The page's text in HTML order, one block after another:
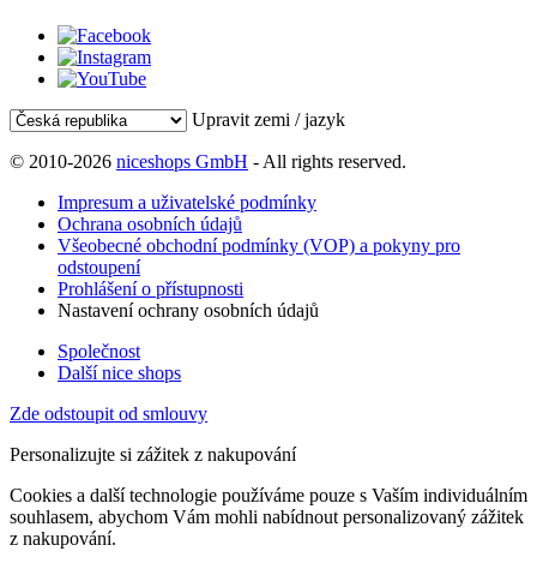
Upravit zemi / jazyk
© 2010-2026 niceshops GmbH - All rights reserved.
Impresum a uživatelské podmínky
Ochrana osobních údajů
Všeobecné obchodní podmínky (VOP) a pokyny pro
odstoupení
Prohlášení o přístupnosti
Nastavení ochrany osobních údajů
Společnost
Další nice shops
Zde odstoupit od smlouvy
Personalizujte si zážitek z nakupování
Cookies a další technologie používáme pouze s Vaším individuálním
souhlasem, abychom Vám mohli nabídnout personalizovaný zážitek
z nakupování.